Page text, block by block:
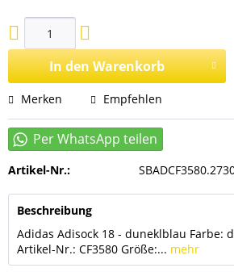
In denWarenkorb
Merken Empfehlen
Artikel-Nr.:
Beschreibung
Adidas Adisock 18 - duneklblau Farbe:
Artikel-Nr.: CF3580 Größe:... mehr